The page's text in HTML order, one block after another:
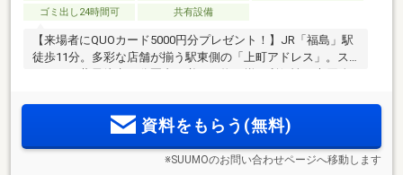
ゴミ出し24時間可
共有設備
【来場者にQUOカード5000円分プレゼント！】JR「福島」駅
徒歩11分。多彩な店舗が揃う駅東側の「上町アドレス」。ス
世帯にとっても安心。基本7タイプとメニュー19プラン(注1)の
幅広いバリエーション！資料をもらう(無料)
※SUUMOのお問い合わせページへ移動します